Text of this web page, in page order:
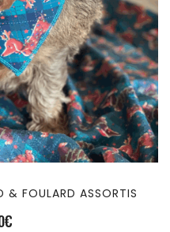
& FOULARD ASSORTIS
€